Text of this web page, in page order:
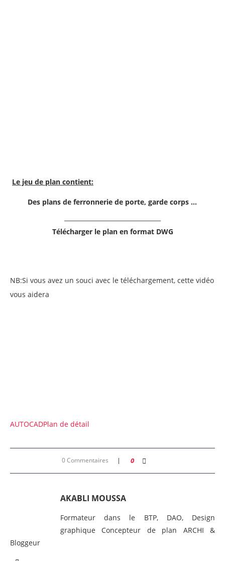
Le jeu de plan contient:
Des plans de ferronnerie de porte, garde corps …
Télécharger le plan en format DWG
NB:Si vous avez un souci avec le téléchargement, cette vidéo
vous aidera
AUTOCADPlan de détail
0 Commentaires 0
AKABLI MOUSSA
Formateur dans le BTP, DAO, Design
graphique Concepteur de plan ARCHI &
Bloggeur